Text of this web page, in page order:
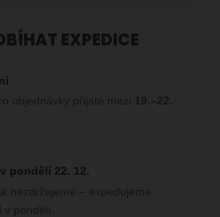
EXPEDICE
objednávky přijaté mezi 19.–22.
pondělí 22. 12.
nezdržujeme – expedujeme
pondělí.